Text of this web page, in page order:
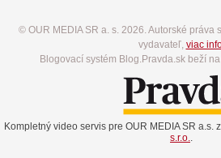
© OUR MEDIA SR a. s. 2026. Autorské práva
vydavateľ, viac
Blogovací systém Blog.Pravda.sk beží
Kompletný video servis pre OUR MEDIA SR a.s.
s.r.o.